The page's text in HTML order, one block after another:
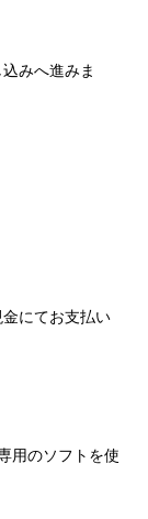
みへ進みま
にてお支払い
用のソフトを使